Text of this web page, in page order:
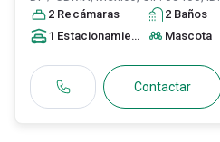
2 Recámaras 2 Baños
1 Estacionamiento Mascota
Contactar